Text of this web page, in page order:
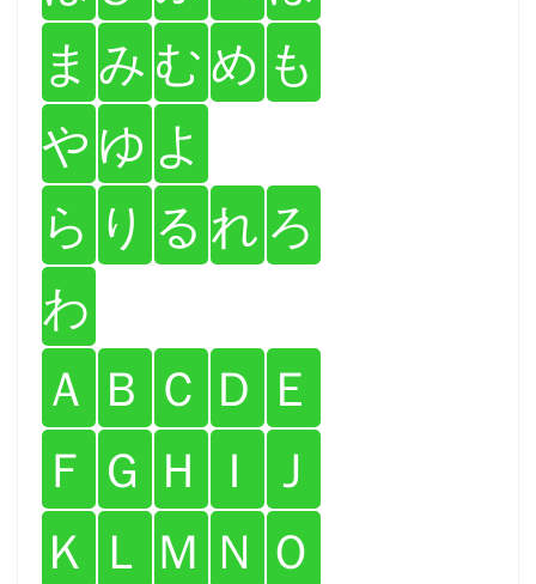
ま み むめ も
や ゆ よ
ら り る れ ろ
わ
Ａ Ｂ Ｃ Ｄ Ｅ
Ｆ Ｇ Ｈ Ｉ
Ｊ
Ｋ Ｌ Ｍ Ｎ Ｏ